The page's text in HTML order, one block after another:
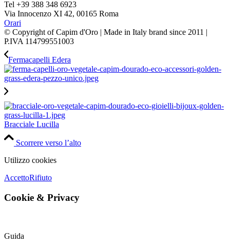
Tel +39 388 348 6923
Via Innocenzo XI 42, 00165 Roma
Orari
© Copyright of Capim d'Oro | Made in Italy brand since 2011 |
P.IVA 114799551003
Fermacapelli Edera
Bracciale Lucilla
Scorrere verso l’alto
Utilizzo cookies
AccettoRifiuto
Cookie & Privacy
Guida